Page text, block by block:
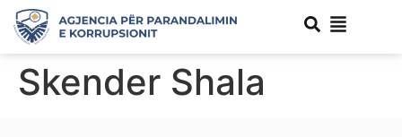
Skender Shala